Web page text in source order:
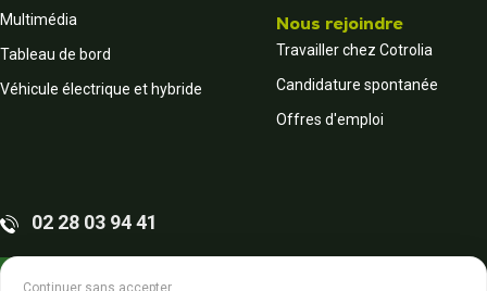
Multimédia
Tableau de bord
Véhicule électrique et hybride
Nous rejoindre
Travailler chez Cotrolia
Candidature spontanée
Offres d'emploi
02 28 03 94 41
Continuer sans accepter